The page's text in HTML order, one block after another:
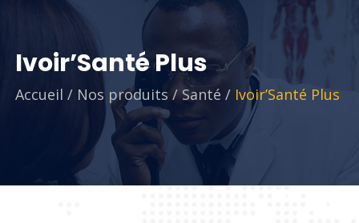
Ivoir’Santé Plus
Accueil / Nos produits /Santé / Ivoir’Santé Plus